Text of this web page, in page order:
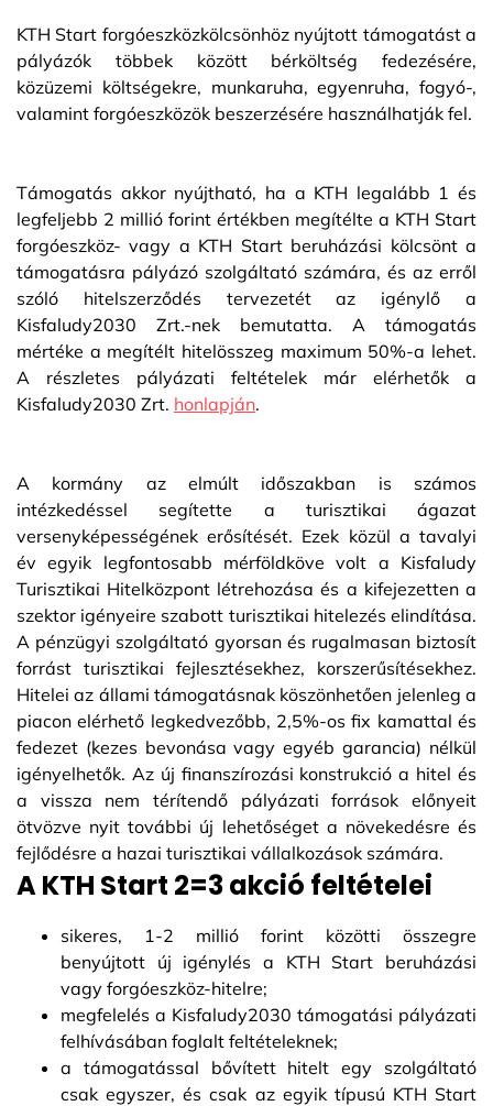
KTH Start forgóeszközkölcsönhöz nyújtott támogatást a
pályázók többek között bérköltség fedezésére,
közüzemi költségekre, munkaruha, egyenruha, fogyó-,
valamint forgóeszközök beszerzésére használhatják fel.
Támogatás akkor nyújtható, ha a KTH legalább 1 és
legfeljebb 2 millió forint értékben megítélte a KTH Start
forgóeszköz- vagy a KTH Start beruházási kölcsönt a
támogatásra pályázó szolgáltató számára, és az erről
szóló hitelszerződés tervezetét az igénylő a
Kisfaludy2030 Zrt.-nek bemutatta. A támogatás
mértéke a megítélt hitelösszeg maximum 50%-a lehet.
A részletes pályázati feltételek már elérhetők a
Kisfaludy2030 Zrt. honlapján.
A kormány az elmúlt időszakban is számos
intézkedéssel segítette a turisztikai ágazat
versenyképességének erősítését. Ezek közül a tavalyi
év egyik legfontosabb mérföldköve volt a Kisfaludy
Turisztikai Hitelközpont létrehozása és a kifejezetten a
szektor igényeire szabott turisztikai hitelezés elindítása.
A pénzügyi szolgáltató gyorsan és rugalmasan biztosít
forrást turisztikai fejlesztésekhez, korszerűsítésekhez.
Hitelei az állami támogatásnak köszönhetően jelenleg a
piacon elérhető legkedvezőbb, 2,5%-os fix kamattal és
fedezet (kezes bevonása vagy egyéb garancia) nélkül
igényelhetők. Az új finanszírozási konstrukció a hitel és
a vissza nem térítendő pályázati források előnyeit
ötvözve nyit további új lehetőséget a növekedésre és
fejlődésre a hazai turisztikai vállalkozások számára.
A KTH Start 2=3 akció feltételei
sikeres, 1-2 millió forint közötti összegre
benyújtott új igénylés a KTH Start beruházási
vagy forgóeszköz-hitelre;
megfelelés a Kisfaludy2030 támogatási pályázati
felhívásában foglalt feltételeknek;
a támogatással bővített hitelt egy szolgáltató
csak egyszer, és csak az egyik típusú KTH Start